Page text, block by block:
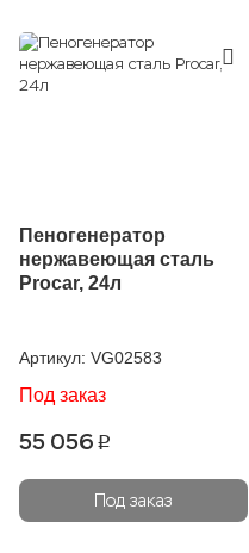
Пеногенератор
нержавеющая сталь
Procar, 24л
Артикул: VG02583
Под заказ
55 056 p
Под заказ